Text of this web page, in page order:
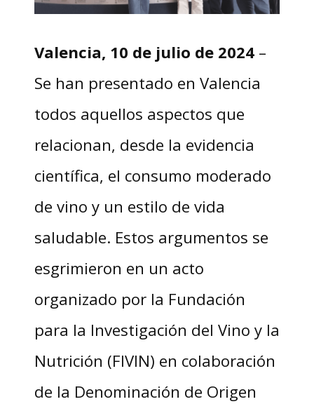
Valencia, 10 de julio de 2024–
Se han presentado en Valencia
todos aquellos aspectos que
relacionan, desde la evidencia
científica, el consumo moderado
de vino y un estilo de vida
saludable. Estos argumentos se
esgrimieron en un acto
organizado por la Fundación
para la Investigación del Vino y la
Nutrición (FIVIN) en colaboración
de la Denominación de Origen